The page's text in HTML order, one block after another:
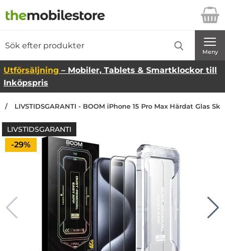
Startsidan för Danira Telecom AB
Meny
Utförsäljning – Mobiler, Tablets & Smartklockor till
Inköpspris
LIVSTIDSGARANTI - BOOM iPhone 15 Pro Max Härdat Glas
LIVSTIDSGARANTI
Priset är nedsatt med
-29%